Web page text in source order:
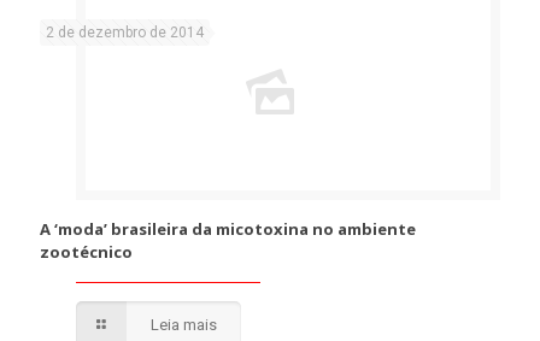
2 de dezembro de 2014
A ‘moda’ brasileira da micotoxina no ambiente
zootécnico
Leia mais